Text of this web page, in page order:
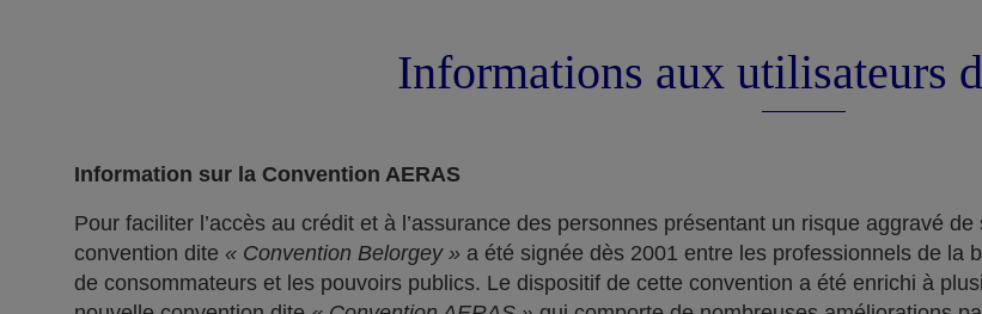
Informations aux utilisateurs
Information sur la Convention AERAS
Pour faciliter l’accès au crédit et à l’assurance des personnes présentant un risque aggravé
convention dite « Convention Belorgey » a été signée dès 2001 entre les professionnels de la
de consommateurs et les pouvoirs publics. Le dispositif de cette convention a été enrichi à